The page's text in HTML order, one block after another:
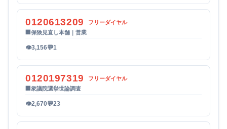
0120613209
フリーダイヤル
保険見直し本舗｜営業
👁3,156💬1
0120197319
フリーダイヤル
衆議院選挙世論調査
👁2,670💬23